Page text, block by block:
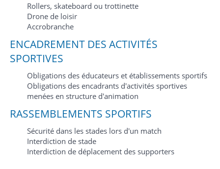
Rollers, skateboard ou trottinette
Drone de loisir
Accrobranche
ENCADREMENT DES ACTIVITÉS
SPORTIVES
Obligations des éducateurs et établissements sportifs
Obligations des encadrants d'activités sportives
menées en structure d'animation
RASSEMBLEMENTS SPORTIFS
Sécurité dans les stades lors d'un match
Interdiction de stade
Interdiction de déplacement des supporters